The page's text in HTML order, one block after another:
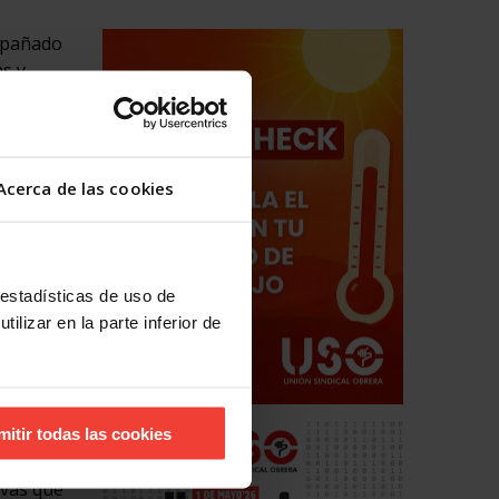
de las cookies
de uso de
en la parte inferior de
todas las cookies
y
un
y
el
4 de
que